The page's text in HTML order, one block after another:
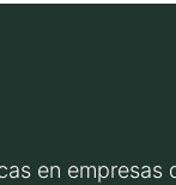
en empresas